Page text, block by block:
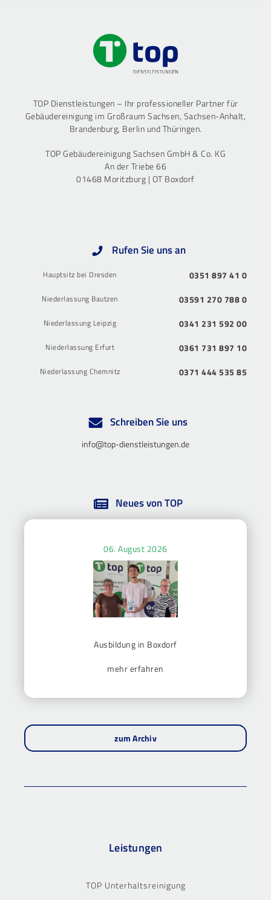
TOP Dienstleistungen – Ihr professioneller Partner für
Gebäudereinigung im Großraum Sachsen, Sachsen-Anhalt,
Brandenburg, Berlin und Thüringen.
TOP Gebäudereinigung Sachsen GmbH & Co. KG
An der Triebe 66
01468 Moritzburg | OT Boxdorf
Rufen Sie uns an
Hauptsitz bei Dresden 0351 897 41 0
Niederlassung Bautzen 03591 270 788 0
Niederlassung Leipzig 0341 231 592 00
Niederlassung Erfurt 0361 731 897 10
Niederlassung Chemnitz 0371 444 535 85
Schreiben Sie uns
info@top-dienstleistungen.de
Neues von TOP
06. August 2026
Ausbildung in Boxdorf
mehr erfahren
zum Archiv
Leistungen
TOP Unterhaltsreinigung